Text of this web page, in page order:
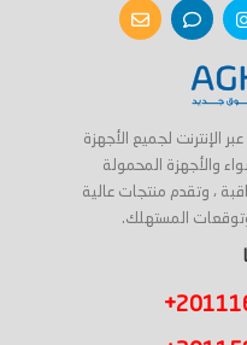
الإنترنت لجميع الأجهزة
والأجهزة المحمولة
، وتقدم منتجات عالية
المستهلك.